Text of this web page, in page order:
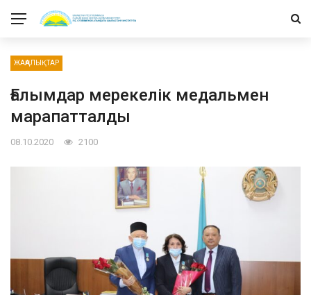
ЖАҢАЛЫҚТАР
Ғалымдар мерекелік медальмен
марапатталды
08.10.2020 2100